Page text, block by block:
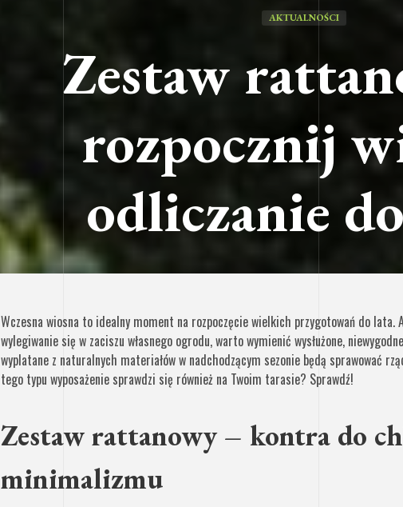
AKTUALNOŚCI
Zestaw
rozpocznij
odliczanie
Wczesna wiosna to idealny moment na rozpoczęcie wielkich przygotowań do lata.
wylegiwanie się w zaciszu własnego ogrodu, warto wymienić wysłużone,
wyplatane z naturalnych materiałów w nadchodzącym sezonie będą sprawować
tego typu wyposażenie sprawdzi się również na Twoim tarasie? Sprawdź!
Zestaw rattanowy – kontra do
minimalizmu